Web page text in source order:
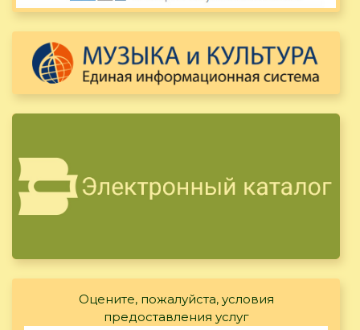
Оцените, пожалуйста, условия
предоставления услуг